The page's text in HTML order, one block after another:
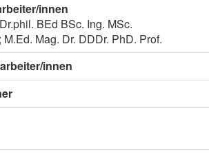
innen
BEd BSc. Ing. MSc.
Mag. Dr. DDDr. PhD. Prof.
innen